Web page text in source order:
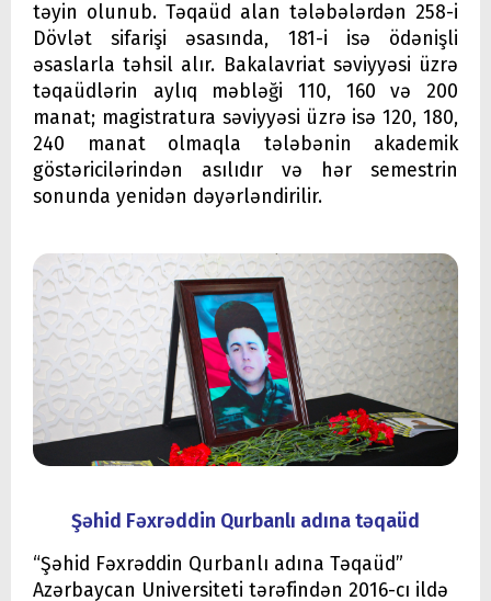
təyin olunub. Təqaüd alan tələbələrdən 258-i
Dövlət sifarişi əsasında, 181-i isə ödənişli
əsaslarla təhsil alır. Bakalavriat səviyyəsi üzrə
təqaüdlərin aylıq məbləği 110, 160 və 200
manat; magistratura səviyyəsi üzrə isə 120, 180,
240 manat olmaqla tələbənin akademik
göstəricilərindən asılıdır və hər semestrin
sonunda yenidən dəyərləndirilir.
Şəhid Fəxrəddin Qurbanlı adına təqaüd
“Şəhid Fəxrəddin Qurbanlı adına Təqaüd”
Azərbaycan Universiteti tərəfindən 2016-cı ildə